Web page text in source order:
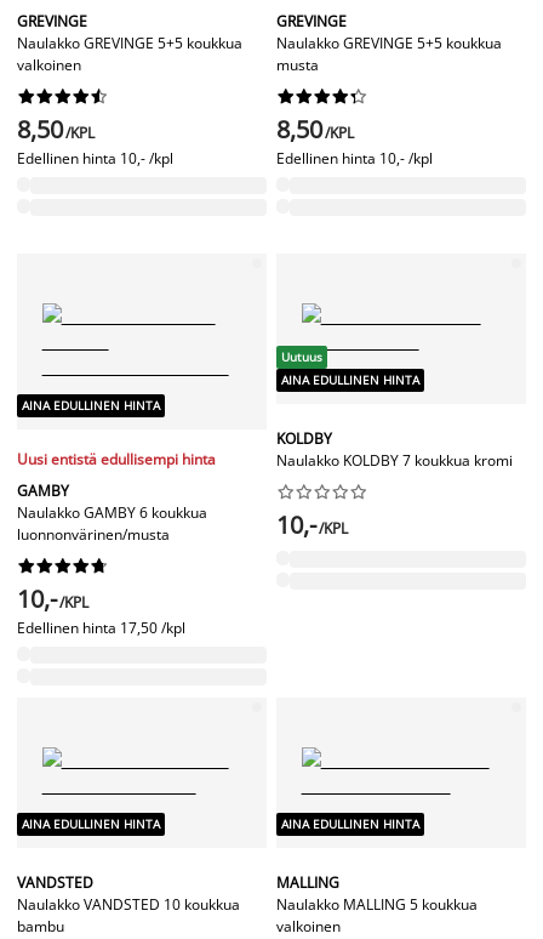
GREVINGE
Naulakko GREVINGE 5+5 koukkua
valkoinen






8,50/KPL
Edellinen hinta 10,- /kpl
GREVINGE
Naulakko GREVINGE 5+5 koukkua
musta






8,50/KPL
Edellinen hinta 10,- /kpl
AINA EDULLINEN HINTA
Uusi entistä edullisempi hinta
GAMBY
Naulakko GAMBY 6 koukkua
luonnonvärinen/musta






10,-/KPL
Edellinen hinta 17,50 /kpl
Uutuus
AINA EDULLINEN HINTA
KOLDBY
Naulakko KOLDBY 7 koukkua kromi






10,-/KPL
AINA EDULLINEN HINTA
VANDSTED
Naulakko VANDSTED 10 koukkua
bambu
AINA EDULLINEN HINTA
MALLING
Naulakko MALLING 5 koukkua
valkoinen